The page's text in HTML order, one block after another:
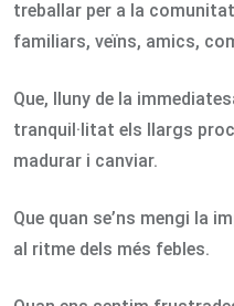
treballar per a la
familiars, veïns, amics,
Que, lluny de la
tranquil·litat els llargs
madurar i canviar.
Que quan se’ns mengi la
al ritme dels més febles.